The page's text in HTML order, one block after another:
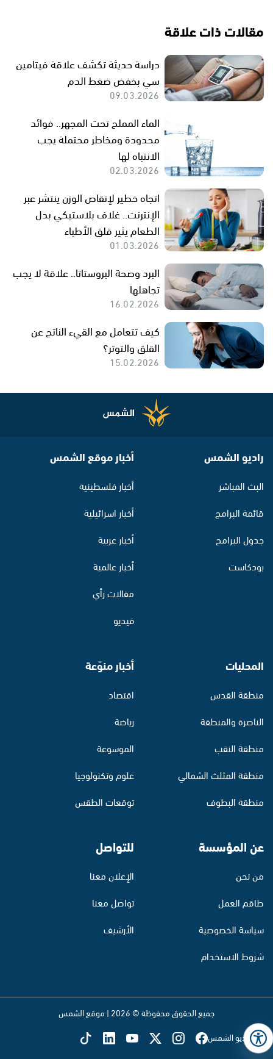
مقالات ذات علاقة
دراسة حديثة تكشف علاقة فيتامين
سي بخفض ضغط الدم
09.03.2026
الماء المملح تحت المجهر.. فوائد
محدودة ومخاطر محتملة يجب
الانتباه لها
02.03.2026
اتجاه خطير لإنقاص الوزن ينتشر عبر
الإنترنت.. غلاف بلاستيكي بدل
الطعام يثير قلق الأطباء
01.03.2026
البرد وصحة البروستاتا.. علاقة لا يجب
تجاهلها
16.02.2026
كيف تتعامل مع القيء الناتج عن
القلق والتوتر؟
15.02.2026
راديو الشمس
البث المباشر
قائمة البرامج
جدول البرامج
بودكاست
أخبار موقع الشمس
أخبار فلسطينية
أخبار اسرائيلية
أخبار عربية
أخبار عالمية
مقالات رأي
فيديو
المحليات
منطقة القدس
الناصرة والمنطقة
منطقة النقب
منطقة المثلث الشمالي
منطقة البطوف
أخبار منوّعة
اقتصاد
رياضة
الموسوعة
علوم وتكنولوجيا
توقعات الطقس
عن المؤسسة
من نحن
طاقم العمل
سياسة الخصوصية
شروط الاستخدام
للتواصل
الإعلان معنا
تواصل معنا
الأرشيف
جميع الحقوق محفوظة © 2026 | موقع الشمس
تابع راديو الشمس